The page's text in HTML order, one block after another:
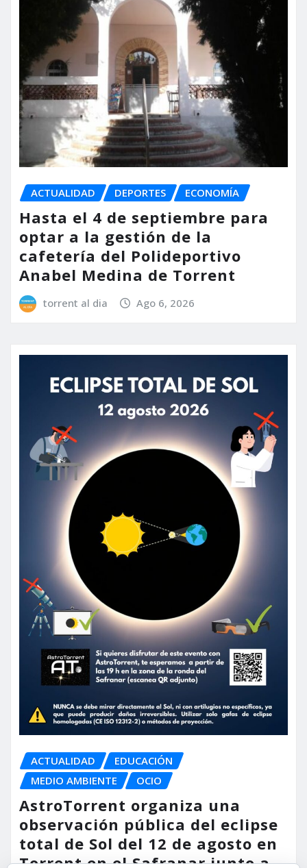
ACTUALIDAD DEPORTES ECONOMÍA
Hasta el 4 de septiembre para
optar a la gestión de la
cafetería del Polideportivo
Anabel Medina de Torrent
torrent al dia Ago 6, 2026
ACTUALIDAD
EDUCACIÓN
MEDIO AMBIENTE
OCIO
AstroTorrent organiza una
observación pública del eclipse
total de Sol del 12 de agosto en
Torrent en el Safranar junto a